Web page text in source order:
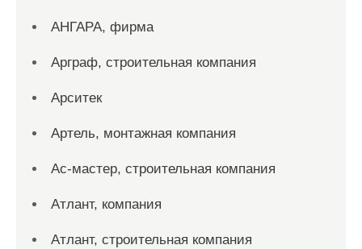
АНГАРА, фирма
Арграф, строительная компания
Арситек
Артель, монтажная компания
Ас-мастер, строительная компания
Атлант, компания
Атлант, строительная компания